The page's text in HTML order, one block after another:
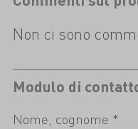
Non ci sono
Modulo di
Nome, cognome *